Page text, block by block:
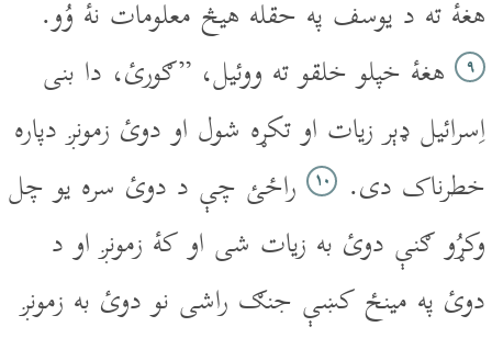
هغۀ ته د يوسف په حقله هيڅ معلومات نۀ وُو.
۹ هغۀ خپلو خلقو ته ووئيل، ”ګورئ، دا بنى
اِسرائيل ډېر زيات او تکړه شول او دوئ زمونږ دپاره
خطرناک دى. ۱۰راځئ چې د دوئ سره يو چل
وکړُو ګنې دوئ به زيات شى او کۀ زمونږ او د
دوئ په مينځ کښې جنګ راشى نو دوئ به زمونږ